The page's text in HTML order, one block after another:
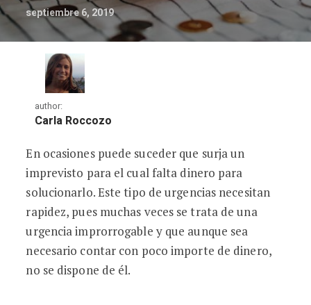
septiembre 6, 2019
author:
Carla Roccozo
Conseguir dinero rápido es un trámite
En ocasiones puede suceder que surja un
imprevisto para el cual falta dinero para
solucionarlo. Este tipo de urgencias necesitan
rapidez, pues muchas veces se trata de una
urgencia improrrogable y que aunque sea
necesario contar con poco importe de dinero,
no se dispone de él.